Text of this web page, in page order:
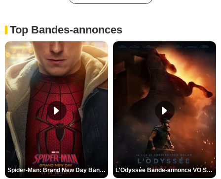
Top Bandes-annonces
Spider-Man: Brand New Day Bande-annonce VO STFR L'Odyssée Bande-annonce VO STFR